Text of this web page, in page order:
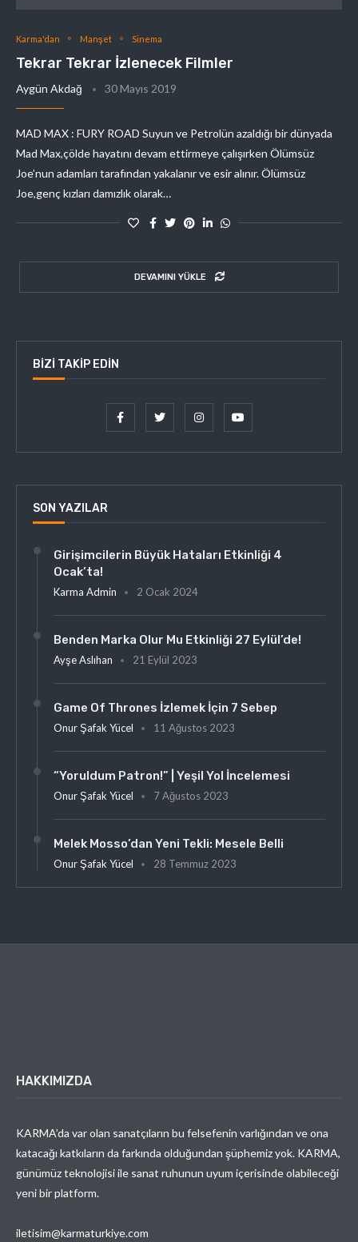
Karma'dan Manşet Sinema
Tekrar Tekrar İzlenecek Filmler
Aygün Akdağ 30 Mayıs 2019
MAD MAX : FURY ROAD Suyun ve Petrolün azaldığı bir dünyada
Mad Max,çölde hayatını devam ettirmeye çalışırken Ölümsüz
Joe’nun adamları tarafından yakalanır ve esir alınır. Ölümsüz
Joe,genç kızları damızlık olarak…
DEVAMINI YÜKLE
BIZI TAKIP EDIN
SON YAZILAR
Girişimcilerin Büyük Hataları Etkinliği 4
Ocak’ta!
Karma Admin 2 Ocak 2024
Benden Marka Olur Mu Etkinliği 27 Eylül’de!
Ayşe Aslıhan 21 Eylül 2023
Game Of Thrones İzlemek İçin 7 Sebep
Onur Şafak Yücel 11 Ağustos 2023
“Yoruldum Patron!” | Yeşil Yol İncelemesi
Onur Şafak Yücel 7 Ağustos 2023
Melek Mosso’dan Yeni Tekli: Mesele Belli
Onur Şafak Yücel 28 Temmuz 2023
HAKKIMIZDA
KARMA’da var olan sanatçıların bu felsefenin varlığından ve ona
katacağı katkıların da farkında olduğundan şüphemiz yok. KARMA,
günümüz teknolojisi ile sanat ruhunun uyum içerisinde olabileceği
yeni bir platform.
iletisim@karmaturkiye.com